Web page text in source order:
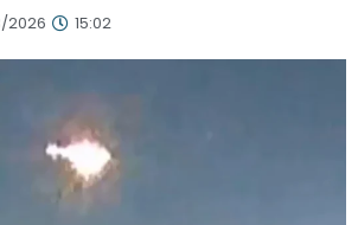
2026 15:02